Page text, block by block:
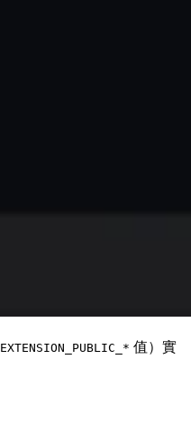
EXTENSION_PUBLIC_* 值）實